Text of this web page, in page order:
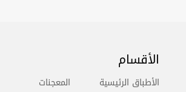
الأقسام
الأطباق الرئيسية
المعجنات